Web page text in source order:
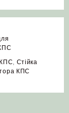
Стійка
КПС